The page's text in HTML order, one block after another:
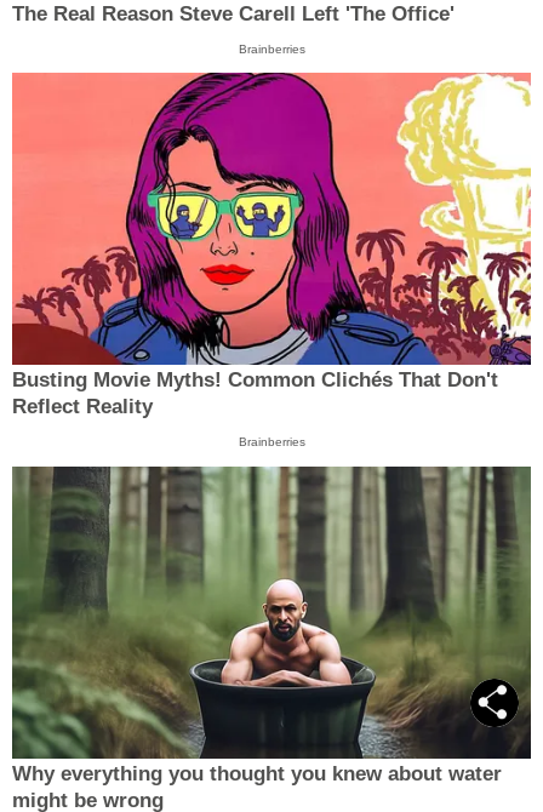
The Real Reason Steve Carell Left 'The Office'
Brainberries
Busting Movie Myths! Common Clichés That Don't
Reflect Reality
Brainberries
Why everything you thought you knew about water
might be wrong